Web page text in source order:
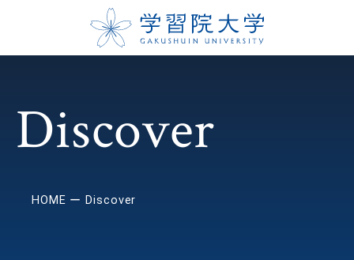
Discover
HOME Discover